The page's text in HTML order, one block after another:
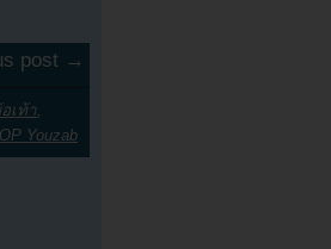
post →
เท้า,
Youzab